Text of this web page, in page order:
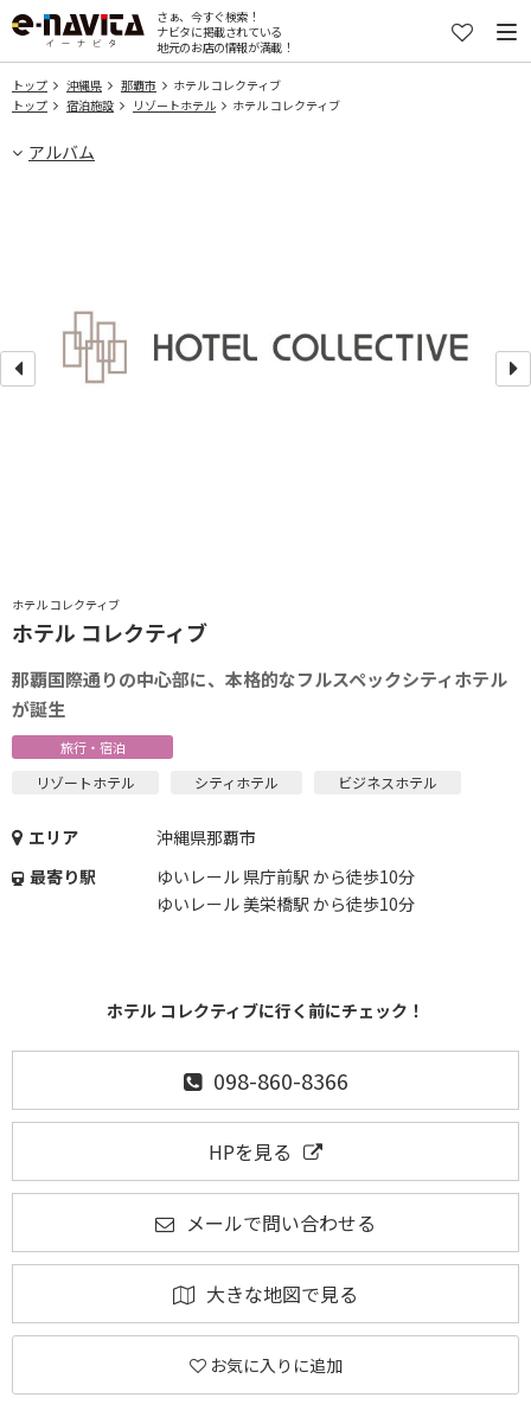
さぁ、今すぐ検索！
ナビタに掲載されている
地元のお店の情報が満載！
トップ 沖縄県 那覇市
ホテル コレクティブ
トップ
宿泊施設 リゾートホテル ホテル コレクティブ
アルバム
ホテル コレクティブ
ホテル コレクティブ
那覇国際通りの中心部に、本格的なフルスペックシティホテル
が誕生
旅行・宿泊
リゾートホテル シティホテル ビジネスホテル
エリア
沖縄県那覇市
最寄り駅
ゆいレール 県庁前駅 から徒歩10分
ゆいレール 美栄橋駅 から徒歩10分
ホテル コレクティブに行く前にチェック！
098-860-8366
HPを見る
メールで問い合わせる
大きな地図で見る
お気に入りに追加